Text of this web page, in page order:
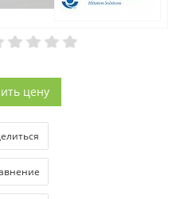
цену